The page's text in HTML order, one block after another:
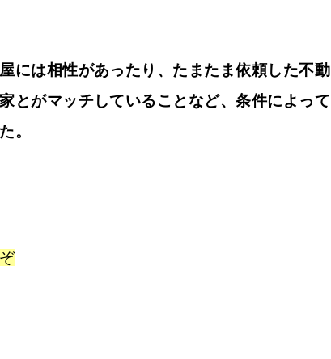
には相性があったり、たまたま依頼した不動
とがマッチしていることなど、条件によって
。